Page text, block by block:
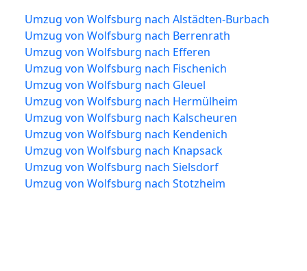
Umzug von Wolfsburg nach Alstädten-Burbach
Umzug von Wolfsburg nach Berrenrath
Umzug von Wolfsburg nach Efferen
Umzug von Wolfsburg nach Fischenich
Umzug von Wolfsburg nach Gleuel
Umzug von Wolfsburg nach Hermülheim
Umzug von Wolfsburg nach Kalscheuren
Umzug von Wolfsburg nach Kendenich
Umzug von Wolfsburg nach Knapsack
Umzug von Wolfsburg nach Sielsdorf
Umzug von Wolfsburg nach Stotzheim